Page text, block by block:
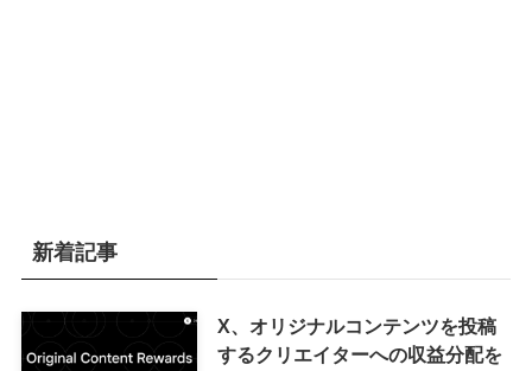
新着記事
X、オリジナルコンテンツを投稿
するクリエイターへの収益分配を